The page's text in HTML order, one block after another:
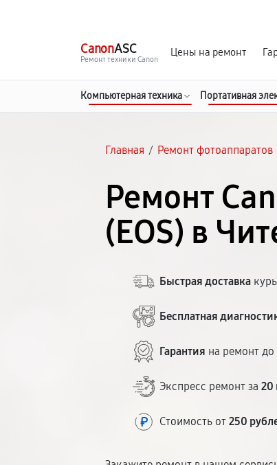
CanonASC
Ремонт техники Canon
Цены на ремонт
Компьютерная техника Портативная
Главная / Ремонт фотоаппаратов
Ремонт
(EOS) в
Быстрая доставка
Бесплатная
Гарантия на ремонт до
Экспресс ремонт за20
Стоимость от250